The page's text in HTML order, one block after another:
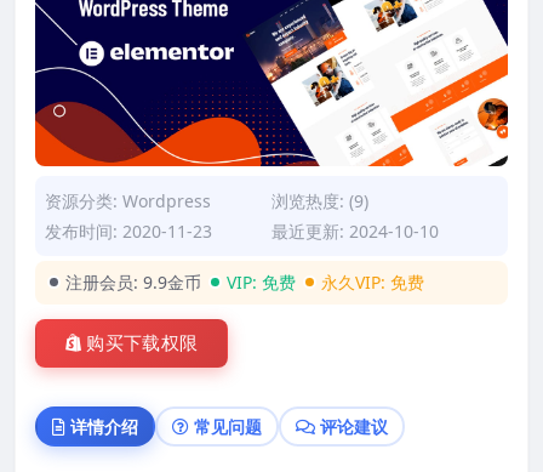
资源分类: Wordpress
浏览热度: (9)
发布时间: 2020-11-23
最近更新: 2024-10-10
注册会员: 9.9金币 VIP: 免费 永久VIP: 免费
购买下载权限
详情介绍 常见问题 评论建议